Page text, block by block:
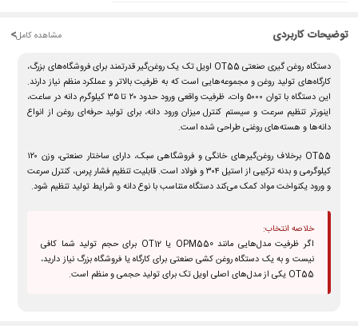
توضیحات کاربردی مشاهده کامل<
دستگاه روغن گیری صنعتی OT55 اویل تک
یک روغن‌گیر قدرتمند برای فروشگاه‌های بزرگ،
کارگاه‌های تولید روغن و مجموعه‌هایی است که به ظرفیت بالاتر و عملکرد منظم نیاز دارند.
این دستگاه باتوان ۵۰۰۰ وات ، ظرفیت واقعی ورود حدود ۲۰ تا ۳۵ کیلوگرم دانه در ساعت
،
اینورتر تنظیم سرعت و سیستم کنترل میزان ورود دانه، برای تولید حرفه‌ای روغن از انواع
دانه‌ها و هسته‌های روغنی طراحی شده است.
OT55 برخلاف روغن‌گیرهای خانگی و فروشگاهی سبک، دارای ساختار صنعتی، وزن ۱۲۰
کیلوگرمی و بدنه ترکیبی از استیل ۳۰۴ و فولاد است. قابلیت تنظیم فشار پرس، کنترل سرعت
و ورود یکنواخت مواد کمک می‌کند دستگاه متناسب با نوع دانه و شرایط تولید تنظیم شود.
خلاصه انتخاب:
اگر ظرفیت مدل‌هایی مانند OPM550 یا OT12 برای حجم تولید شما کافی
نیست و به یک دستگاه روغن کشی صنعتی برای کارگاه یا فروشگاه بزرگ نیاز دارید،
OT55 یکی از مدل‌های اصلی اویل تک برای تولید حجمی و منظم است.